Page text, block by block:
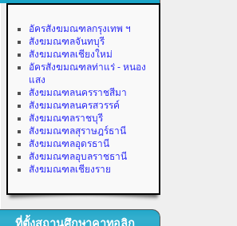
อัครสังฆมณฑลกรุงเทพ ฯ
สังฆมณฑลจันทบุรี
สังฆมณฑลเชียงใหม่
อัครสังฆมณฑลท่าแร่ - หนอง
แสง
สังฆมณฑลนครราชสีมา
สังฆมณฑลนครสวรรค์
สังฆมณฑลราชบุรี
สังฆมณฑลสุราษฎร์ธานี
สังฆมณฑลอุดรธานี
สังฆมณฑลอุบลราชธานี
สังฆมณฑลเชียงราย